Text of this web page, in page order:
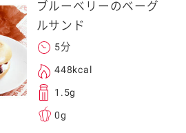
ブルーベリーのベーグ
ルサンド
5分
448kcal
1.5g
0g